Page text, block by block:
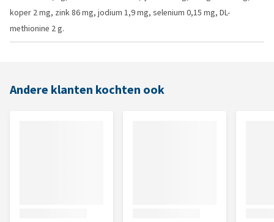
koper 2 mg, zink 86 mg, jodium 1,9 mg, selenium 0,15 mg, DL-
methionine 2 g.
Andere klanten kochten ook